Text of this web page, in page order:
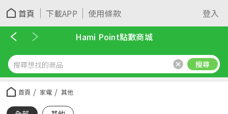
首頁 下載APP 使用條款
登入
Hami Point點數商城
搜尋
首頁 家電 其他